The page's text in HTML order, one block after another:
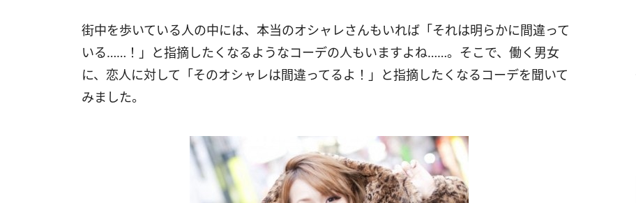
街中を歩いている人の中には、本当のオシャレさんもいれば「それは明らかに間違って
いる……！」と指摘したくなるようなコーデの人もいますよね……。そこで、働く男女
に、恋人に対して「そのオシャレは間違ってるよ！」と指摘したくなるコーデを聞いて
みました。